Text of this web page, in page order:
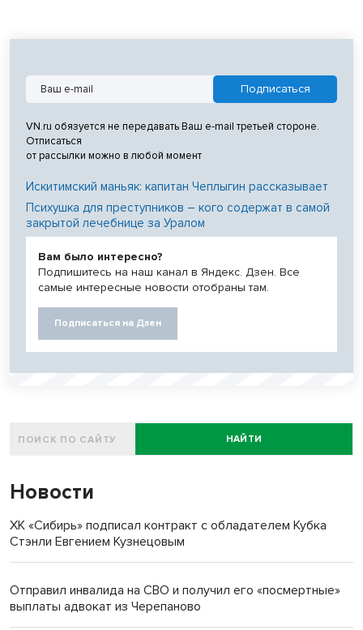
VN.ru обязуется не передавать Ваш e-mail третьей стороне.
Отписаться
от рассылки можно в любой момент
Искитимский маньяк: капитан Чеплыгин рассказывает
Психушка для преступников – кого содержат в самой
закрытой лечебнице за Уралом
Вам было интересно?
Подпишитесь на наш канал в Яндекс. Дзен. Все
самые интересные новости отобраны там.
Подписаться на Дзен
НАЙТИ
Новости
ХК «Сибирь» подписал контракт с обладателем Кубка
Стэнли Евгением Кузнецовым
Отправил инвалида на СВО и получил его «посмертные»
выплаты адвокат из Черепаново